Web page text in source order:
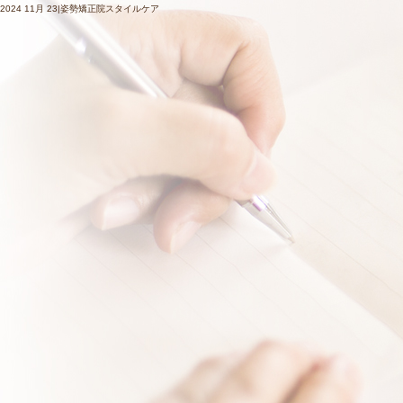
2024 11月 23|姿勢矯正院スタイルケア